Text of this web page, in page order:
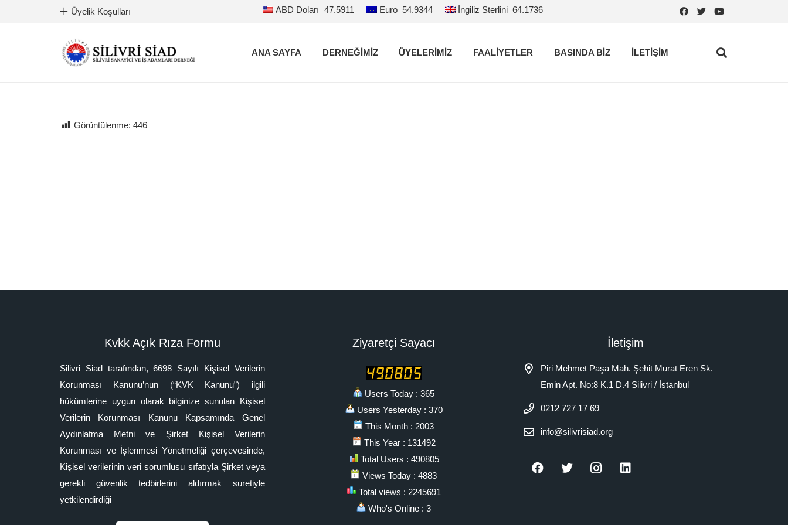
Üyelik Koşulları ABD Doları 47.5911 Euro 54.9344 İngiliz Sterlini 64.1736
ANA SAYFA DERNEĞİMİZ ÜYELERİMİZ FAALİYETLER BASINDA BİZ İLETİŞİM
Görüntülenme: 446
Kvkk Açık Rıza Formu
Silivri Siad tarafından, 6698 Sayılı Kişisel Verilerin
Korunması Kanunu’nun (“KVK Kanunu”) ilgili
hükümlerine uygun olarak bilginize sunulan Kişisel
Verilerin Korunması Kanunu Kapsamında Genel
Aydınlatma Metni ve Şirket Kişisel Verilerin
Korunması ve İşlenmesi Yönetmeliği çerçevesinde,
Kişisel verilerinin veri sorumlusu sıfatıyla Şirket veya
gerekli güvenlik tedbirlerini aldırmak suretiyle
yetkilendirdiği
Ziyaretçi Sayacı
Users Today : 365
Users Yesterday : 370
This Month : 2003
This Year : 131492
Total Users : 490805
Views Today : 4883
Total views : 2245691
Who's Online : 3
İletişim
Piri Mehmet Paşa Mah. Şehit Murat Eren Sk.
Emin Apt. No:8 K.1 D.4 Silivri / İstanbul
0212 727 17 69
info@silivrisiad.org